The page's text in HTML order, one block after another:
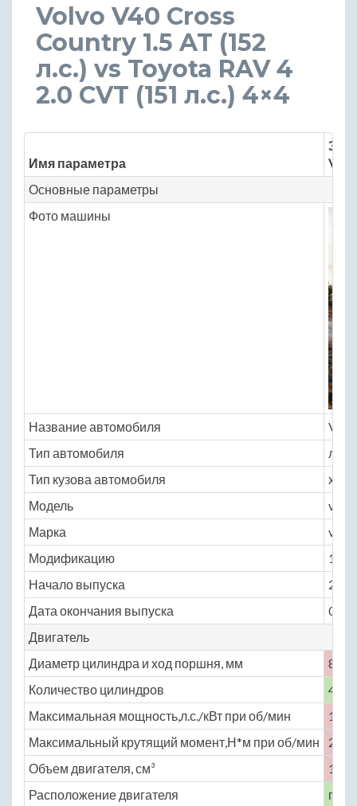
Volvo V40 Cross
Country 1.5 AT (152
л.с.) vs Toyota RAV 4
2.0 CVT (151 л.с.) 4×4
Имя параметра
Основные параметры
Фото машины
Название автомобиля
Тип автомобиля
Тип кузова автомобиля
Модель
Марка
Модификацию
1.5
Начало выпуска
2016
Дата окончания выпуска
0
Двигатель
Диаметр цилиндра и ход поршня, мм
82 ×
Количество цилиндров
4
Максимальная мощность,л.с./кВт при об/мин
152
Максимальный крутящий момент,Н*м при об/мин
250
Объем двигателя, см³
1498
Расположение двигателя